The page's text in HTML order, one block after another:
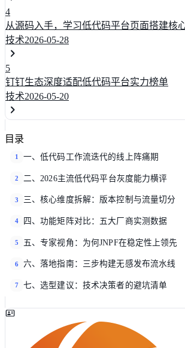
4
从源码入手，学习低代码平台页面搭建核
技术2026-05-28
5
钉钉生态深度适配低代码平台实力榜单
技术2026-05-20
目录
1 一、低代码工作流迭代的线上阵痛期
2 二、2026主流低代码平台灰度能力横评
3 三、核心维度拆解：版本控制与流量切分
4 四、功能矩阵对比：五大厂商实测数据
5 五、专家视角：为何JNPF在稳定性上领先
6 六、落地指南：三步构建无感发布流水线
7 七、选型建议：技术决策者的避坑清单